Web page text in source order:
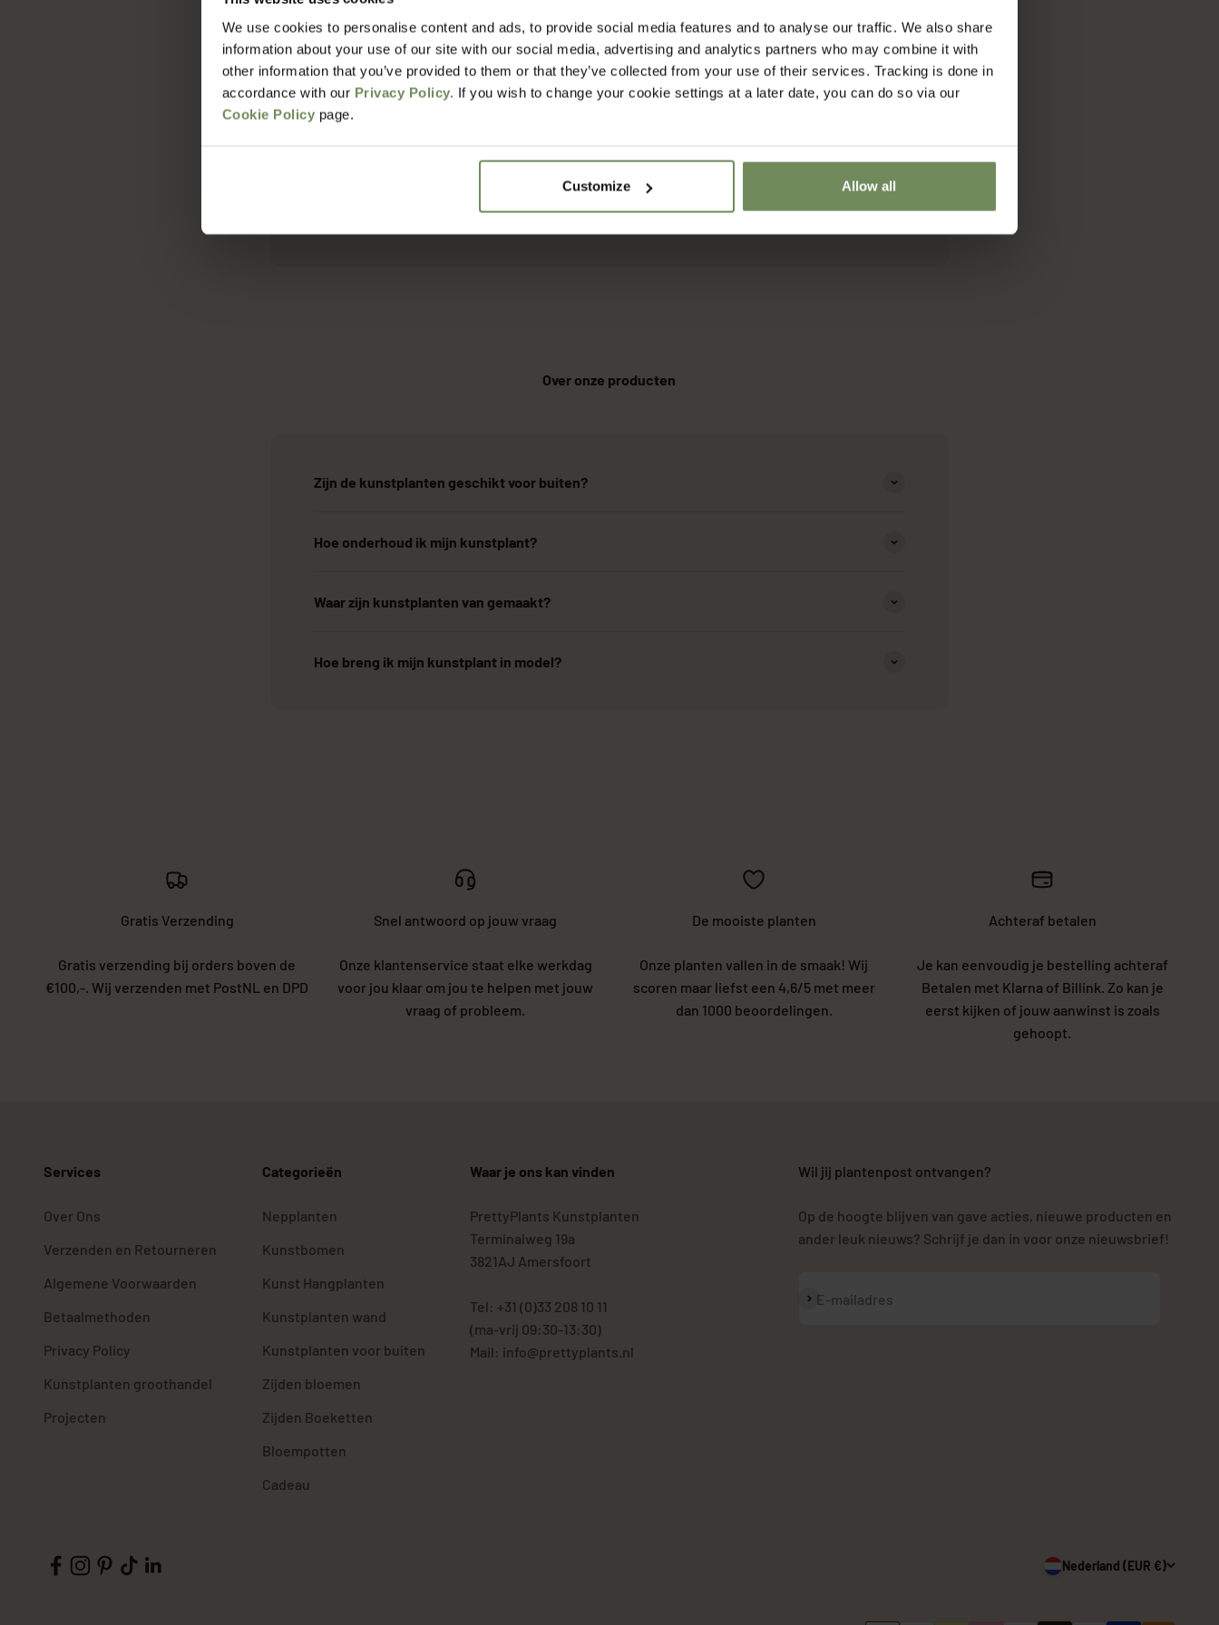
We use cookies to personalise content and ads, to provide social media features and to analyse our traffic. We also share
information about your use of our site with our social media, advertising and analytics partners who may combine it with
other information that you’ve provided to them or that they’ve collected from your use of their services. Tracking is done in
accordance with our Privacy Policy. If you wish to change your cookie settings at a later date, you can do so via our
Cookie Policy page.
Customize Allow all
Hoe lang duur het voordat ik mijn bestelling ontvang?
Wat zijn de verzendkosten?
Met welke bezorgdienst werken jullie?
Hoe zit het met retourneren?
Over onze producten
Zijn de kunstplanten geschikt voor buiten?
Hoe onderhoud ik mijn kunstplant?
Waar zijn kunstplanten van gemaakt?
Hoe breng ik mijn kunstplant in model?
Gratis Verzending
Gratis verzending bij orders boven de
€100,-. Wij verzenden met PostNL en DPD
Snel antwoord op jouw vraag
Onze klantenservice staat elke werkdag
voor jou klaar om jou te helpen met jouw
vraag of probleem.
De mooiste planten
Onze planten vallen in de smaak! Wij
scoren maar liefst een 4,6/5 met meer
dan 1000 beoordelingen.
Achteraf betalen
Je kan eenvoudig je bestelling achteraf
Betalen met Klarna of Billink. Zo kan je
eerst kijken of jouw aanwinst is zoals
gehoopt.
Services
Over Ons
Verzenden en Retourneren
Algemene Voorwaarden
Betaalmethoden
Privacy Policy
Kunstplanten groothandel
Projecten
Categorieën
Nepplanten
Kunstbomen
Kunst Hangplanten
Kunstplanten wand
Kunstplanten voor buiten
Zijden bloemen
Zijden Boeketten
Bloempotten
Cadeau
Waar je ons kan vinden
PrettyPlants Kunstplanten
Terminalweg 19a
3821AJ Amersfoort
Tel: +31 (0)33 208 10 11
(ma-vrij 09:30-13:30)
Mail: info@prettyplants.nl
Wil jij plantenpost ontvangen?
Op de hoogte blijven van gave acties, nieuwe producten en
ander leuk nieuws? Schrijf je dan in voor onze nieuwsbrief!
E-mailadres
Abonneren
Nederland (EUR €)